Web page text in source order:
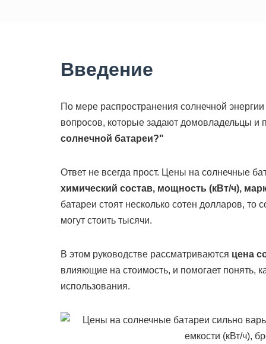
Введение
По мере распространения солнечной
вопросов, которые задают домовладельцы и
солнечной батареи?"
Ответ не всегда прост. Цены на солнечные
химический состав, мощность (кВт/ч),
батареи стоят несколько сотен долларов,
могут стоить тысячи.
В этом руководстве рассматриваются цена
влияющие на стоимость, и помогает понять,
использования.